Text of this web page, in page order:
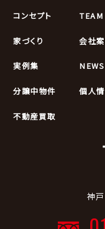
コンセプト
家づくり
実例集
分譲中物件
不動産買取
会社
NEWS
個人
神